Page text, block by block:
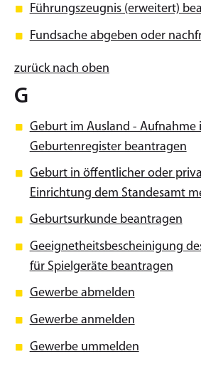
Führungszeugnis (erweitert)
Fundsache abgeben oder
zurück nach oben
G
Geburt im Ausland - Aufnahme
Geburtenregister beantragen
Geburt in öffentlicher oder
Einrichtung dem Standesamt
Geburtsurkunde beantragen
Geeignetheitsbescheinigung
für Spielgeräte beantragen
Gewerbe abmelden
Gewerbe anmelden
Gewerbe ummelden